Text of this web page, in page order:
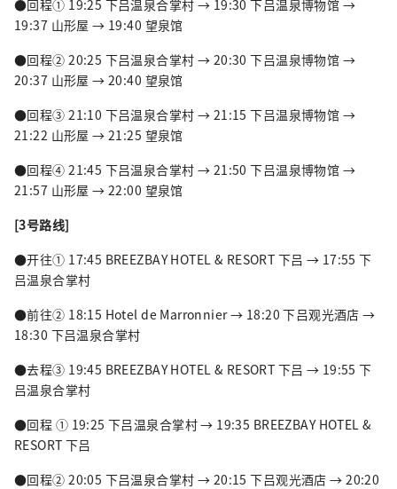
●回程① 19:25 下吕温泉合掌村 → 19:30 下吕温泉博物馆 →
19:37 山形屋 → 19:40 望泉馆
●回程② 20:25 下吕温泉合掌村 → 20:30 下吕温泉博物馆 →
20:37 山形屋 → 20:40 望泉馆
●回程③ 21:10 下吕温泉合掌村 → 21:15 下吕温泉博物馆 →
21:22 山形屋 → 21:25 望泉馆
●回程④ 21:45 下吕温泉合掌村 → 21:50 下吕温泉博物馆 →
21:57 山形屋 → 22:00 望泉馆
[3号路线]
●开往① 17:45 BREEZBAY HOTEL & RESORT 下吕 → 17:55 下
吕温泉合掌村
●前往② 18:15 Hotel de Marronnier → 18:20 下吕观光酒店 →
18:30 下吕温泉合掌村
●去程③ 19:45 BREEZBAY HOTEL & RESORT 下吕 → 19:55 下
吕温泉合掌村
●回程 ① 19:25 下吕温泉合掌村 → 19:35 BREEZBAY HOTEL &
RESORT 下吕
●回程② 20:05 下吕温泉合掌村 → 20:15 下吕观光酒店 → 20:20